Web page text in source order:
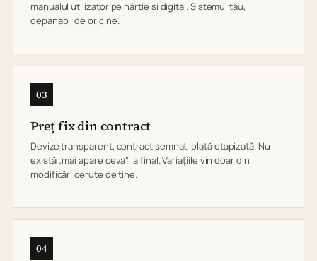
manualul utilizator pe hârtie și digital. Sistemul tău,
depanabil de oricine.
03
Preț fix din contract
Devize transparent, contract semnat, plată etapizată. Nu
există „mai apare ceva" la final. Variațiile vin doar din
modificări cerute de tine.
04